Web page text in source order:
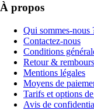
À propos
Qui sommes-nous
Contactez-nous
Conditions
Retour &
Mentions légales
Moyens de
Tarifs et options
Avis de